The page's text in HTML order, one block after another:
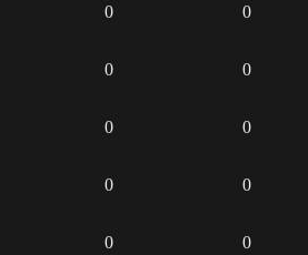
0 0
0 0
0 0
0 0
0 0